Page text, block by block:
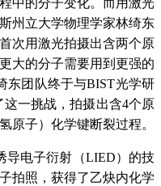
中的分子变化。而用激光
州立大学物理学家林绮东
次用激光拍摄出含两个原
大的分子需要用到更强的
东团队终于与BIST光学研
这一挑战，拍摄出含4个原
原子）化学键断裂过程。
导电子衍射（LIED）的技
拍照，获得了乙炔内化学